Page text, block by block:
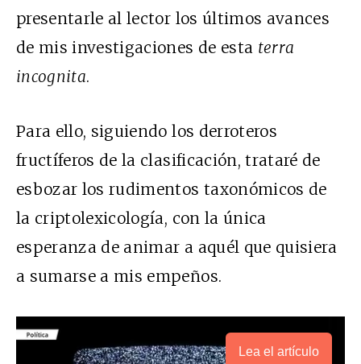
presentarle al lector los últimos avances
de mis investigaciones de esta terra
incognita.
Para ello, siguiendo los derroteros
fructíferos de la clasificación, trataré de
esbozar los rudimentos taxonómicos de
la criptolexicología, con la única
esperanza de animar a aquél que quisiera
a sumarse a mis empeños.
Lea el artículo